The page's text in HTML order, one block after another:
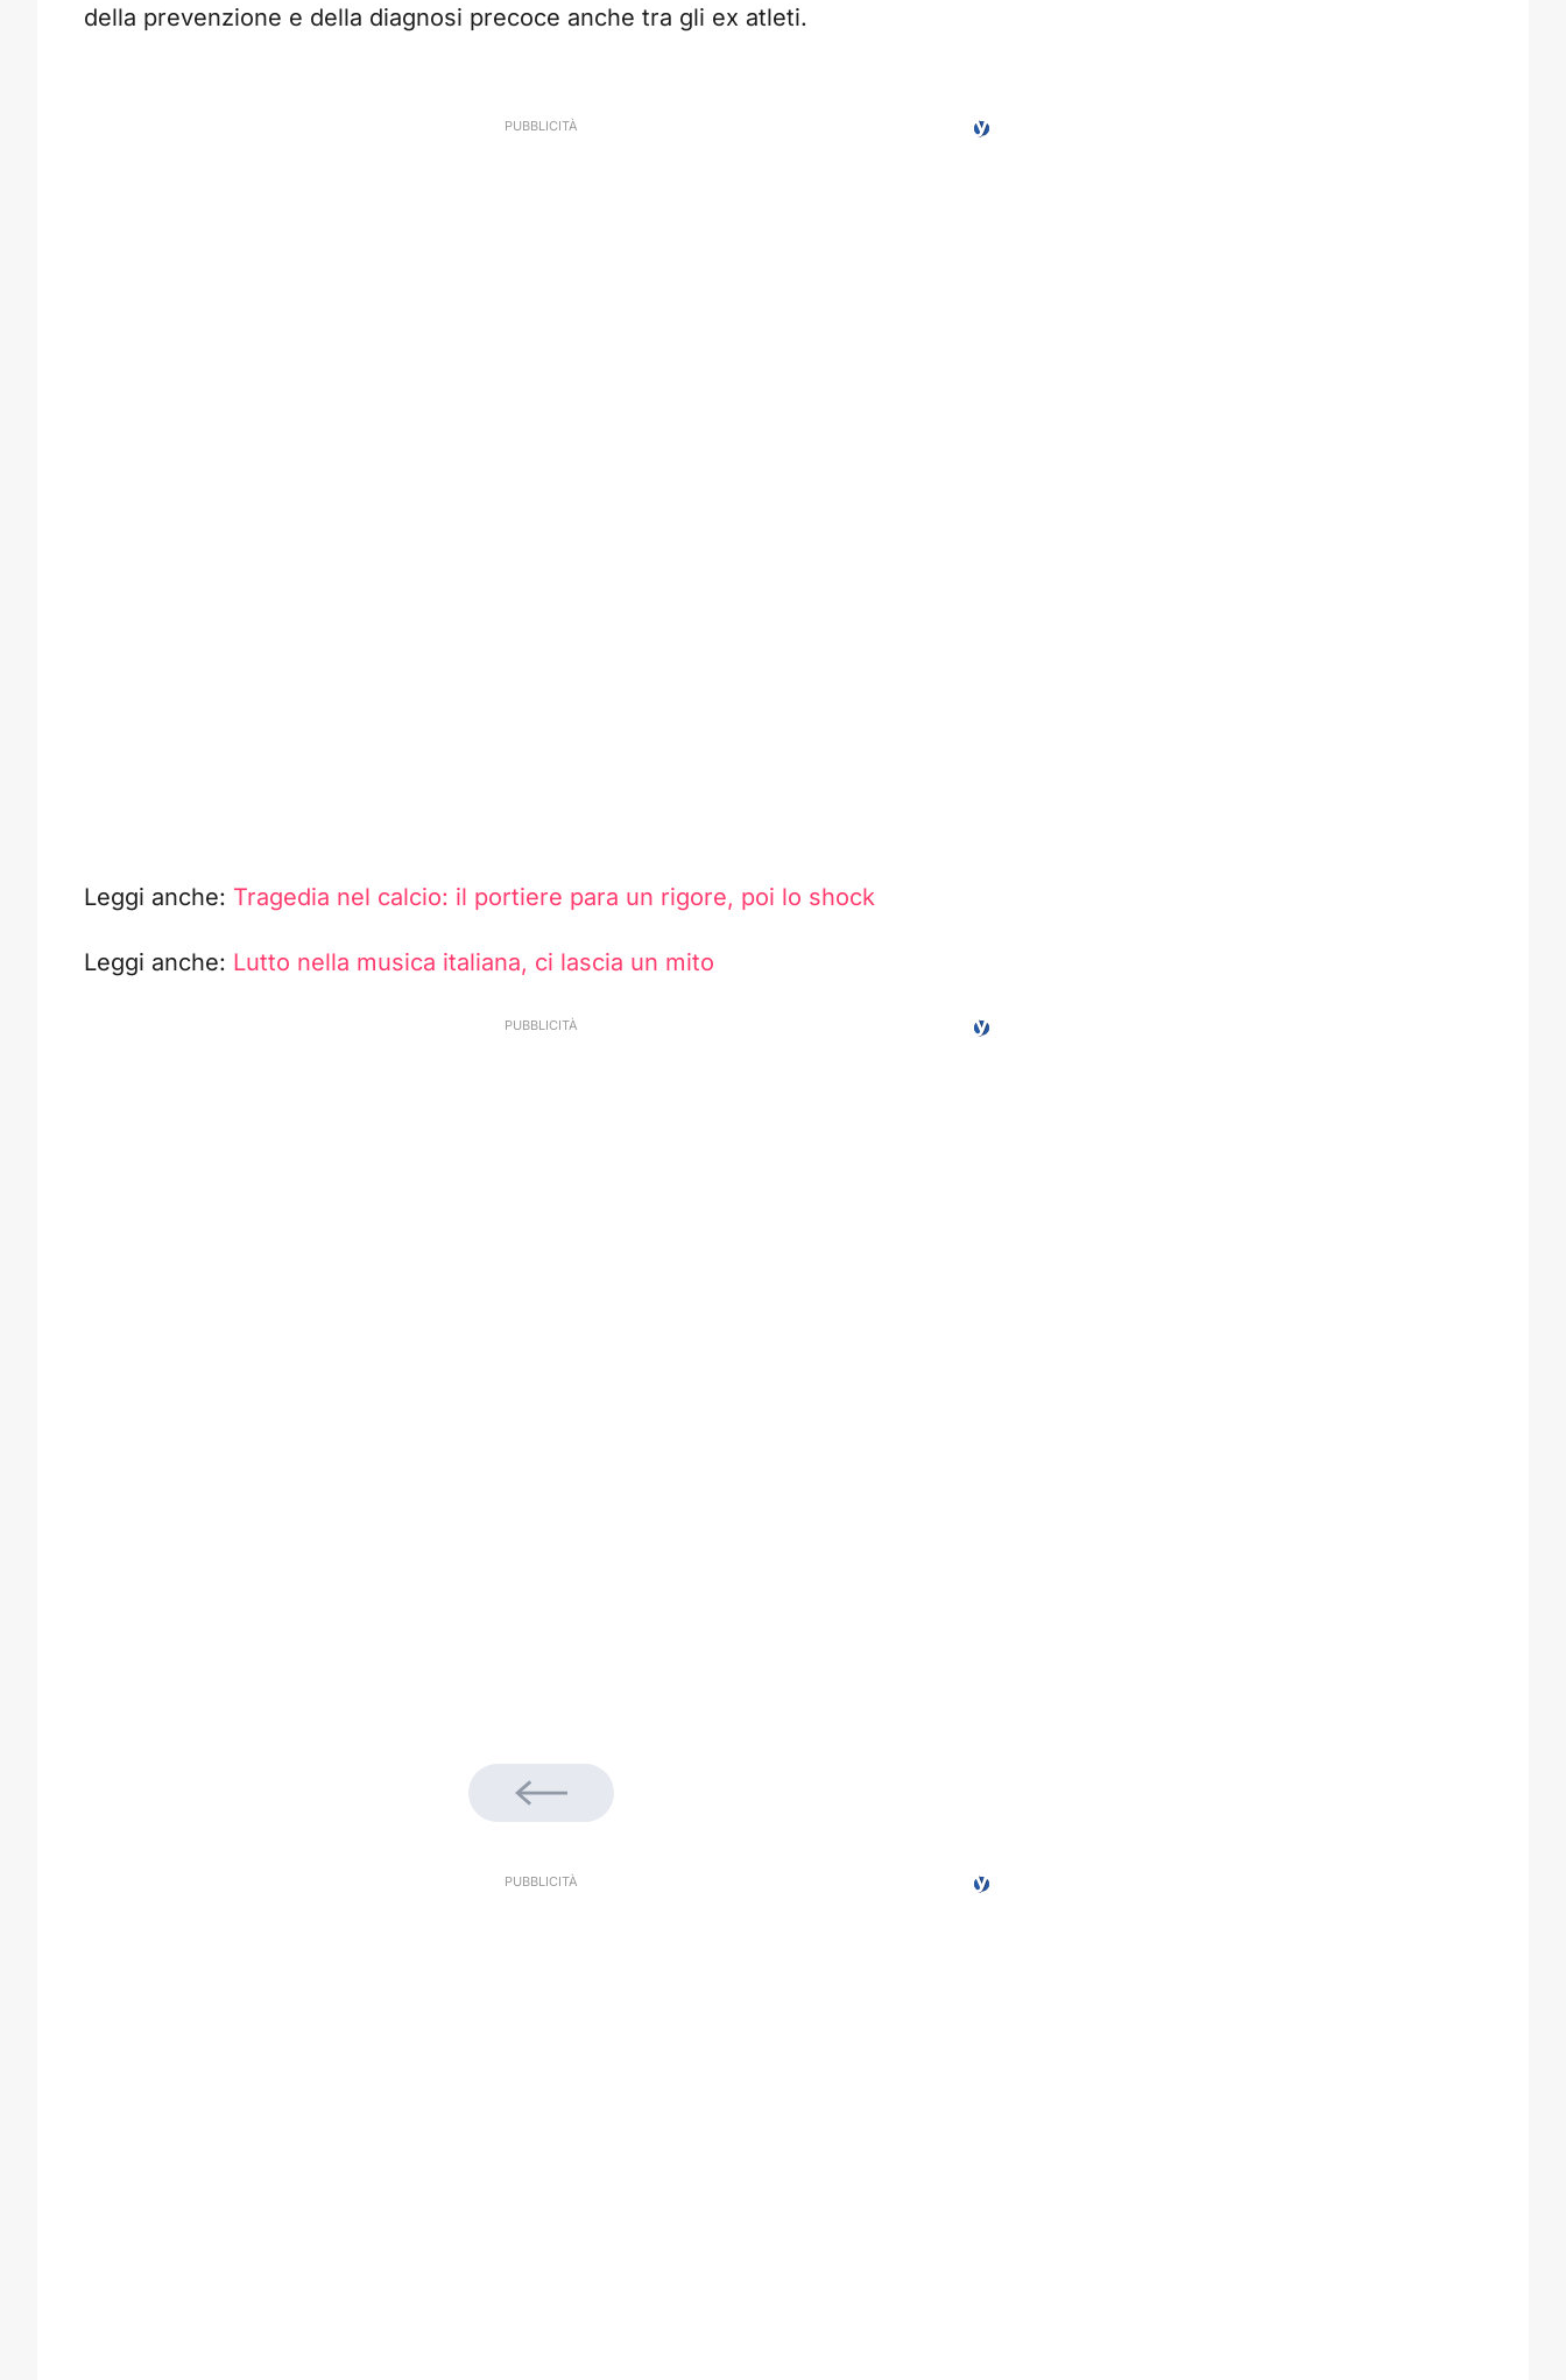
della prevenzione e della diagnosi precoce anche tra gli ex atleti.
Leggi anche: Tragedia nel calcio: il portiere para un rigore, poi lo shock
Leggi anche: Lutto nella musica italiana, ci lascia un mito